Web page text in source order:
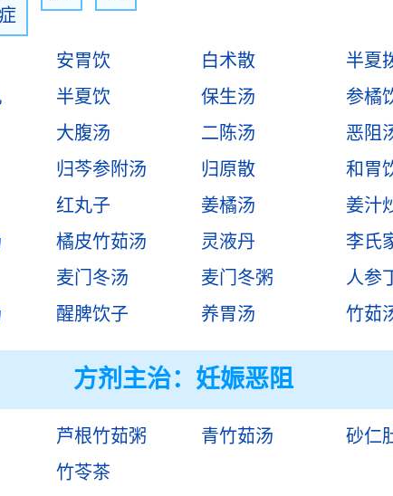
安胃饮 白术散
半夏
半夏饮 保生汤
参橘
大腹汤 二陈汤
恶阻
归芩参附汤 归原散
和胃
红丸子 姜橘汤
姜汁
橘皮竹茹汤 灵液丹
李氏
麦门冬汤 麦门冬粥
人参
醒脾饮子 养胃汤 竹茹
方剂主治： 妊娠恶阻
芦根竹茹粥 青竹茹汤
砂仁
竹苓茶